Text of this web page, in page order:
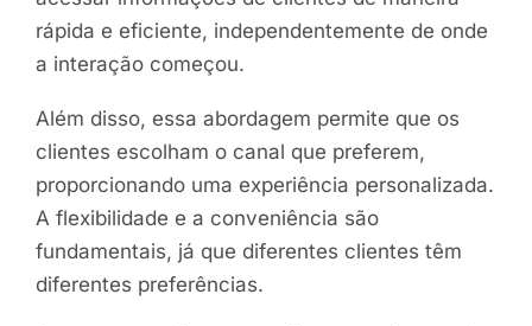
rápida e eficiente, independentemente de onde
a interação começou.
Além disso, essa abordagem permite que os
clientes escolham o canal que preferem,
proporcionando uma experiência personalizada.
A flexibilidade e a conveniência são
fundamentais, já que diferentes clientes têm
diferentes preferências.